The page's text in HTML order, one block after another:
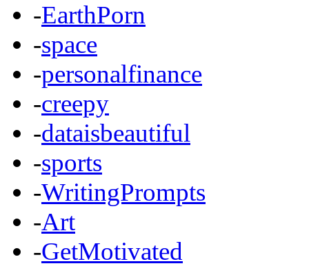
-EarthPorn
-space
-personalfinance
-creepy
-dataisbeautiful
-sports
-WritingPrompts
-Art
-GetMotivated